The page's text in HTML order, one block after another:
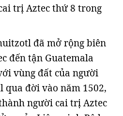
trị Aztec thứ 8 trong
đã mở rộng biên
đến tận Guatemala
vùng đất của người
đời vào năm 1502,
người cai trị Aztec